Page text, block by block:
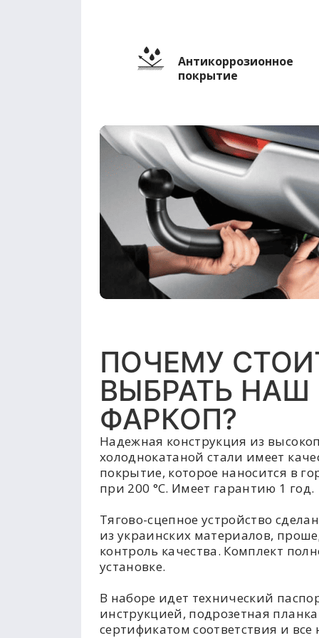
Антикоррозионное
покрытие
ПОЧЕМУ
ВЫБРАТЬ НАШ
ФАРКОП?
Надежная конструкция из
холоднокатаной стали имеет
покрытие, которое наносится в
при 200 °C. Имеет гарантию 1 год.
Тягово-сцепное устройство
из украинских материалов,
контроль качества. Комплект
установке.
В наборе идет технический
инструкцией, подрозетная планка
сертификатом соответствия и